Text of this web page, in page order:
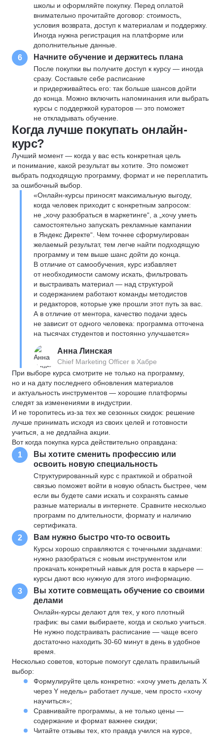
школы и оформляйте покупку. Перед оплатой
внимательно прочитайте договор: стоимость,
условия возврата, доступ к материалам и поддержку.
Иногда нужна регистрация на платформе или
дополнительные данные.
6 Начните обучение и держитесь плана
После покупки вы получите доступ к курсу — иногда
сразу. Составьте себе расписание
и придерживайтесь его: так больше шансов дойти
до конца. Можно включить напоминания или выбрать
курсы с поддержкой кураторов — это поможет
не откладывать обучение.
Когда лучше покупать онлайн-
курс?
Лучший момент — когда у вас есть конкретная цель
и понимание, какой результат вы хотите. Это поможет
выбрать подходящую программу, формат и не переплатить
за ошибочный выбор.
«Онлайн-курсы приносят максимальную выгоду,
когда человек приходит с конкретным запросом:
не „хочу разобраться в маркетинге“, а „хочу уметь
самостоятельно запускать рекламные кампании
в Яндекс Директе“. Чем точнее сформулирован
желаемый результат, тем легче найти подходящую
программу и тем выше шанс дойти до конца.
В отличие от самообучения, курс избавляет
от необходимости самому искать, фильтровать
и выстраивать материал — над структурой
и содержанием работают команды методистов
и редакторов, которые уже прошли этот путь за вас.
А в отличие от ментора, качество подачи здесь
не зависит от одного человека: программа отточена
на тысячах студентов и постоянно улучшается»
Анна Линская
Chief Marketing Officer в Хабре
При выборе курса смотрите не только на программу,
но и на дату последнего обновления материалов
и актуальность инструментов — хорошие платформы
следят за изменениями в индустрии.
И не торопитесь из-за тех же сезонных скидок: решение
лучше принимать исходя из своих целей и готовности
учиться, а не дедлайна акции.
Вот когда покупка курса действительно оправдана:
1
Вы хотите сменить профессию или
освоить новую специальность
Структурированный курс с практикой и обратной
связью поможет войти в новую область быстрее, чем
если вы будете сами искать и сохранять самые
разные материалы в интернете. Сравните несколько
программ по длительности, формату и наличию
сертификата.
2 Вам нужно быстро что-то освоить
Курсы хорошо справляются с точечными задачами:
нужно разобраться с новым инструментом или
прокачать конкретный навык для роста в карьере —
курсы дают всю нужную для этого информацию.
3
Вы хотите совмещать обучение со своими
делами
Онлайн-курсы делают для тех, у кого плотный
график: вы сами выбираете, когда и сколько учиться.
Не нужно подстраивать расписание — чаще всего
достаточно находить 30-60 минут в день в удобное
время.
Несколько советов, которые помогут сделать правильный
выбор:
Формулируйте цель конкретно: «хочу уметь делать X
через Y недель» работает лучше, чем просто «хочу
научиться»;
Сравнивайте программы, а не только цены —
содержание и формат важнее скидки;
Читайте отзывы тех, кто правда учился на курсе,